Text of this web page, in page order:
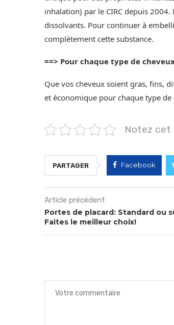
inhalation) par le CIRC depuis
dissolvants. Pour continuer à
complètement cette substance.
==> Pour chaque type de
Que vos cheveux soient gras, fins,
et économique pour chaque type
Notez cet
PARTAGER Facebook
Article précédent
Portes de placard: Standard ou
Faites le meilleur choix!